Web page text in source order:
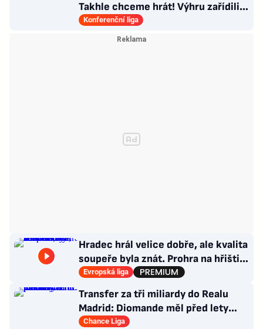
Takhle chceme hrát! Výhru zařídili
sváteční hlavičkáři
Konferenční liga
Hradec hrál velice dobře, ale kvalita
soupeře byla znát. Prohra na hřišti,
výhra v hledišti
Evropská liga
Transfer za tři miliardy do Realu
Madrid: Diomande měl před lety
působit v Česku!
Chance Liga